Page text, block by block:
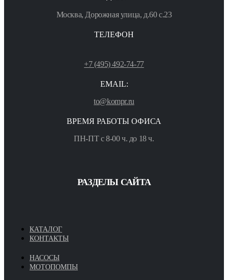
Москва, Дорожная улица, д.60 с.23
ТЕЛЕФОН
+7 (495) 492-74-77
EMAIL:
to@kompr.ru
ВРЕМЯ РАБОТЫ ОФИСА
ПН-ПТ с 8-00 ч. до 18 ч.
РАЗДЕЛЫ САЙТА
КАТАЛОГ
КОНТАКТЫ
НАСОСЫ
МОТОПОМПЫ